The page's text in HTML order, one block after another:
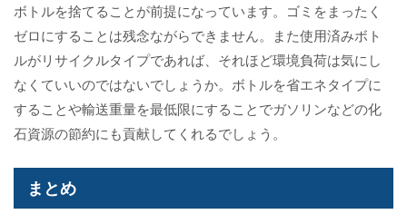
ボトルを捨てることが前提になっています。ゴミをまったく
ゼロにすることは残念ながらできません。また使用済みボト
ルがリサイクルタイプであれば、それほど環境負荷は気にし
なくていいのではないでしょうか。ボトルを省エネタイプに
することや輸送重量を最低限にすることでガソリンなどの化
石資源の節約にも貢献してくれるでしょう。
まとめ